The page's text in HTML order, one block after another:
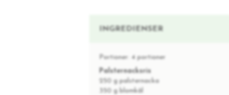
INGREDIENSER
Portioner: 4 portioner
Palsternacksris
250 g palsternacka
350 g blomkål